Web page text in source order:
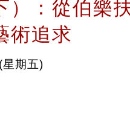
）：從伯樂
術追求
期五)